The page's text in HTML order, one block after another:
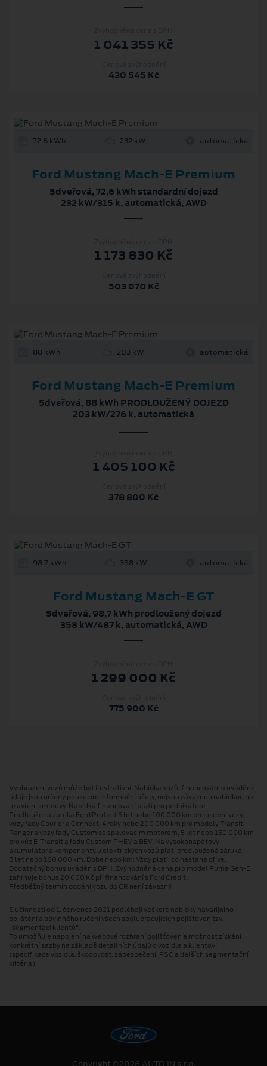
1 041 355 Kč
430 545 Kč
72.6 kWh 232 kW automatická
Ford Mustang Mach‑E Premium
5dveřová, 72,6 kWh standardní dojezd
232 kW/315 k, automatická, AWD
1 173 830 Kč
503 070 Kč
88 kWh 203 kW automatická
Ford Mustang Mach‑E Premium
5dveřová, 88 kWh PRODLOUŽENÝ DOJEZD
203 kW/276 k, automatická
1 405 100 Kč
378 800 Kč
98.7 kWh 358 kW automatická
Ford Mustang Mach-E GT
5dveřová, 98,7 kWh prodloužený dojezd
358 kW/487 k, automatická, AWD
1 299 000 Kč
775 900 Kč
Vyobrazení vozů může být ilustrativní. Nabídka vozů, financování a uváděné
údaje jsou určeny pouze pro informační účely, nejsou závaznou nabídkou na
uzavření smlouvy. Nabídka financování platí pro podnikatele.
Prodloužená záruka Ford Protect 5 let nebo 100 000 km pro osobní vozy,
vozy řady Courier a Connect, 4 roky nebo 200 000 km pro modely Transit,
Ranger a vozy řady Custom se spalovacím motorem, 5 let nebo 150 000 km
pro vůz E-Transit a řadu Custom PHEV a BEV. Na vysokonapěťový
akumulátor a komponenty u elektrických vozů platí prodloužená záruka
8 let nebo 160 000 km. Doba nebo km: Vždy platí, co nastane dříve.
Dodatečný bonus uváděn s DPH. Zvýhodněná cena pro model Puma Gen⁠-⁠E
zahrnuje bonus 20 000 Kč při financování s Ford Credit.
Předběžný termín dodání vozu do ČR není závazný.
S účinností od 1. července 2021 podléhají veškeré nabídky havarijního
pojištění a povinného ručení všech spolupracujících pojišťoven tzv.
„segmentaci klientů“.
To umožňuje napojení na webové rozhraní pojišťoven a možnost získání
konkrétní sazby na základě detailních údajů o vozidle a klientovi
(specifikace vozidla, škodovost, zabezpečení, PSČ a dalších segmentační
kritéria).